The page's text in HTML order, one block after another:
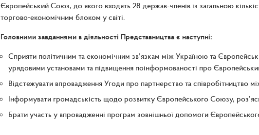
Європейський Союз, до якого входять 28 держав-членів із загальною
торгово-економічним блоком у світі.
Головними завданнями в діяльності Представництва є наступні:
Сприяти політичним та економічним зв’язкам між Україною та
урядовими установами та підвищення поінформованості про
Відстежувати впровадження Угоди про партнерство та співробітництво
Інформувати громадськість щодо розвитку Європейського Союзу,
Брати участь у впровадженні програм зовнішньої допомоги